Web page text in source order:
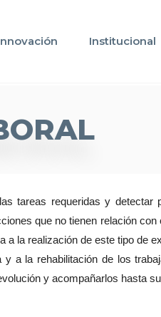
Institucional
tareas requeridas y detectar
que no tienen relación
a la realización de este tipo de
a la rehabilitación de los
y acompañarlos hasta